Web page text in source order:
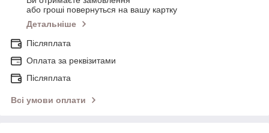
або гроші повернуться на вашу картку
Детальніше
Післяплата
Оплата за реквізитами
Післяплата
Всі умови оплати